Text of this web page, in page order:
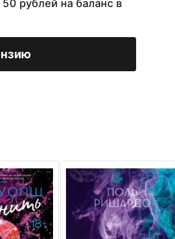
рублей на баланс в